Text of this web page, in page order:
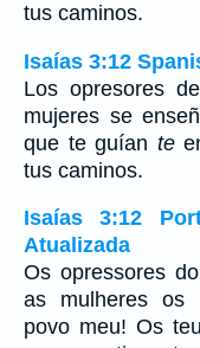
tus caminos.
Isaías 3:12
Los opresores
mujeres se
que te guían te
tus caminos.
Isaías 3:12
Atualizada
Os opressores
as mulheres os
povo meu! Os